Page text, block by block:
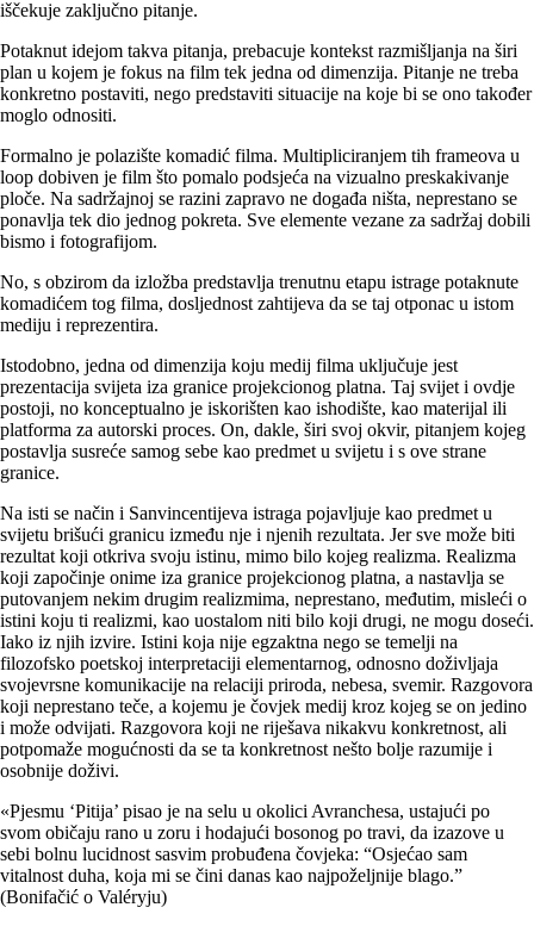
iščekuje zaključno pitanje.
Potaknut idejom takva pitanja, prebacuje kontekst razmišljanja na širi
plan u kojem je fokus na film tek jedna od dimenzija. Pitanje ne treba
konkretno postaviti, nego predstaviti situacije na koje bi se ono također
moglo odnositi.
Formalno je polazište komadić filma. Multipliciranjem tih frameova u
loop dobiven je film što pomalo podsjeća na vizualno preskakivanje
ploče. Na sadržajnoj se razini zapravo ne događa ništa, neprestano se
ponavlja tek dio jednog pokreta. Sve elemente vezane za sadržaj dobili
bismo i fotografijom.
No, s obzirom da izložba predstavlja trenutnu etapu istrage potaknute
komadićem tog filma, dosljednost zahtijeva da se taj otponac u istom
mediju i reprezentira.
Istodobno, jedna od dimenzija koju medij filma uključuje jest
prezentacija svijeta iza granice projekcionog platna. Taj svijet i ovdje
postoji, no konceptualno je iskorišten kao ishodište, kao materijal ili
platforma za autorski proces. On, dakle, širi svoj okvir, pitanjem kojeg
postavlja susreće samog sebe kao predmet u svijetu i s ove strane
granice.
Na isti se način i Sanvincentijeva istraga pojavljuje kao predmet u
svijetu brišući granicu između nje i njenih rezultata. Jer sve može biti
rezultat koji otkriva svoju istinu, mimo bilo kojeg realizma. Realizma
koji započinje onime iza granice projekcionog platna, a nastavlja se
putovanjem nekim drugim realizmima, neprestano, međutim, misleći o
istini koju ti realizmi, kao uostalom niti bilo koji drugi, ne mogu doseći.
Iako iz njih izvire. Istini koja nije egzaktna nego se temelji na
filozofsko poetskoj interpretaciji elementarnog, odnosno doživljaja
svojevrsne komunikacije na relaciji priroda, nebesa, svemir. Razgovora
koji neprestano teče, a kojemu je čovjek medij kroz kojeg se on jedino
i može odvijati. Razgovora koji ne riješava nikakvu konkretnost, ali
potpomaže mogućnosti da se ta konkretnost nešto bolje razumije i
osobnije doživi.
«Pjesmu ‘Pitija’ pisao je na selu u okolici Avranchesa, ustajući po
svom običaju rano u zoru i hodajući bosonog po travi, da izazove u
sebi bolnu lucidnost sasvim probuđena čovjeka: “Osjećao sam
vitalnost duha, koja mi se čini danas kao najpoželjnije blago.”
(Bonifačić o Valéryju)